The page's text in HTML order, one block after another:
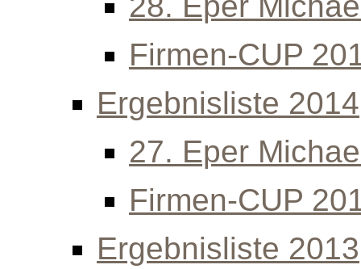
Firmen-CUP
Ergebnisliste 2014
27. Eper
Firmen-CUP
Ergebnisliste 2013